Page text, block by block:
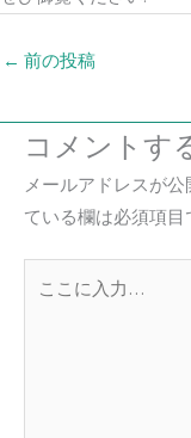
← 前の投稿
コメントす
メールアドレスが公
ている欄は必須項目